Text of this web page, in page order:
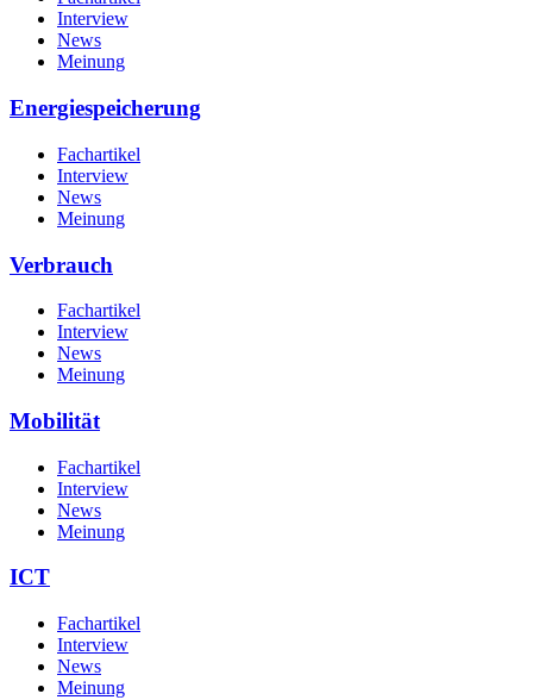
Interview
News
Meinung
Energiespeicherung
Fachartikel
Interview
News
Meinung
Verbrauch
Fachartikel
Interview
News
Meinung
Mobilität
Fachartikel
Interview
News
Meinung
ICT
Fachartikel
Interview
News
Meinung